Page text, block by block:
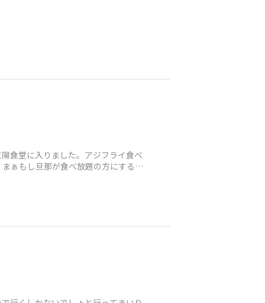
食堂に入りました。アジフライ食べ
ぁもし旦那が食べ放題の方にするっ